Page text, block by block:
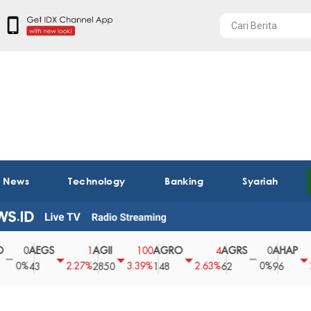
Technology Banking Syariah
2.27% 2850
100
3.39%
AGRO
148
2.63%
AGRS
62
0
0%
AHAP
2.04%